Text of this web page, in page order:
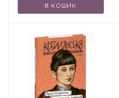
В КОШИК